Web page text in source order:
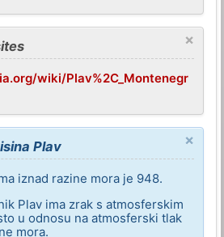
×
wiki/Plav%2C_Montenegr
×
Plav
iznad razine mora je 948.
Plav ima zrak s atmosferskim
u odnosu na atmosferski tlak
mora.